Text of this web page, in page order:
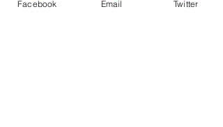
Facebook Email Twitter